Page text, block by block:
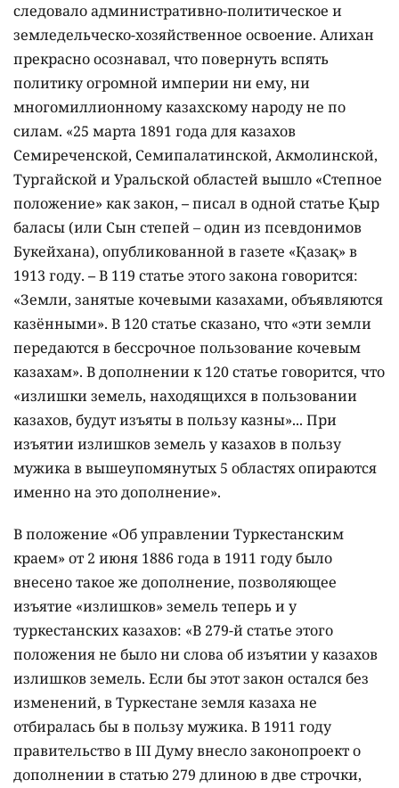
следовало административно-политическое и
земледельческо-хозяйственное освоение. Алихан
прекрасно осознавал, что повернуть вспять
политику огромной империи ни ему, ни
многомиллионному казахскому народу не по
силам. «25 марта 1891 года для казахов
Семиреченской, Семипалатинской, Акмолинской,
Тургайской и Уральской областей вышло «Степное
положение» как закон, –писал в одной статье Қыр
баласы (или Сын степей – один из псевдонимов
Букейхана), опубликованной в газете «Қазақ» в
1913 году. –В 119 статье этого закона говорится:
«Земли, занятые кочевыми казахами, объявляются
казёнными». В 120 статье сказано, что «эти земли
передаются в бессрочное пользование кочевым
казахам». В дополнении к 120 статье говорится, что
«излишки земель, находящихся в пользовании
казахов, будут изъяты в пользу казны»... При
изъятии излишков земель у казахов в пользу
мужика в вышеупомянутых 5 областях опираются
именно на это дополнение».
В положение «Об управлении Туркестанским
краем» от 2 июня 1886 года в 1911 году было
внесено такое же дополнение, позволяющее
изъятие «излишков» земель теперь и у
туркестанских казахов: «В 279-й статье этого
положения не было ни слова об изъятии у казахов
излишков земель. Если бы этот закон остался без
изменений, в Туркестане земля казаха не
отбиралась бы в пользу мужика. В 1911 году
правительство в ІІІ Думу внесло законопроект о
дополнении в статью 279 длиною в две строчки,